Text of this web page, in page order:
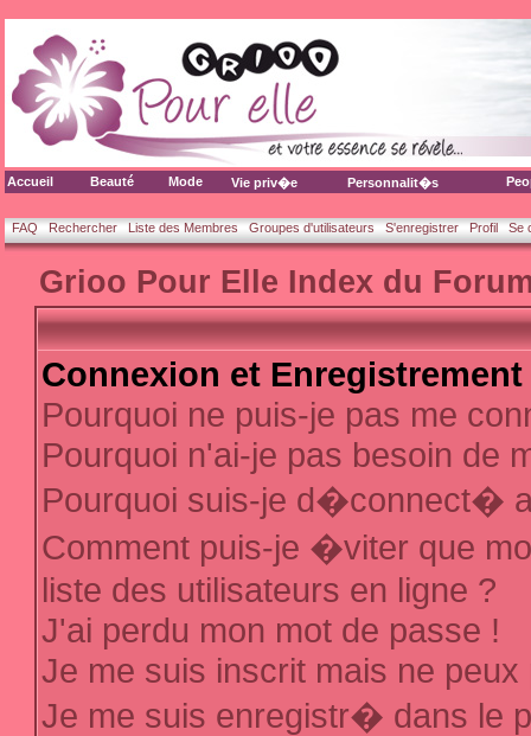
Accueil Beauté Mode Vie priv�e Personnalit�s
FAQ Rechercher Liste des Membres Groupes d'utilisateurs S'enregistrer Profil Se
Grioo Pour Elle Index du
Connexion et Enregistrement
Pourquoi ne puis-je pas me
Pourquoi n'ai-je pas besoin de
Pourquoi suis-je d�connect�
Comment puis-je �viter que
liste des utilisateurs en ligne ?
J'ai perdu mon mot de passe !
Je me suis inscrit mais ne
Je me suis enregistr� dans le